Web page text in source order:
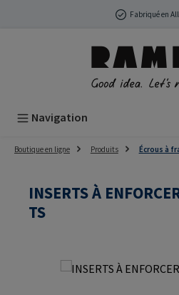
Passer au contenu principalFabriqué en
Navigation
Boutique en ligne Produits Écrous à
INSERTS À
TS
Ignorer la galerie d'images